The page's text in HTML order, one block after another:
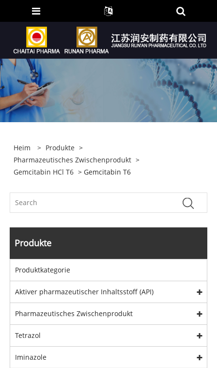
Heim > Produkte >
Pharmazeutisches Zwischenprodukt >
Gemcitabin HCl T6 > Gemcitabin T6
Produkte
Produktkategorie
Aktiver pharmazeutischer Inhaltsstoff (API)
Pharmazeutisches Zwischenprodukt
Tetrazol
Iminazole